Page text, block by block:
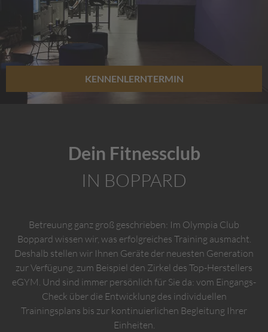
KENNENLERNTERMIN
Dein Fitnessclub
IN BOPPARD
Betreuung ganz groß geschrieben: Im Olympia Club
Boppard wissen wir, was erfolgreiches Training ausmacht.
Deshalb stellen wir Ihnen Geräte der neuesten Generation
zur Verfügung, zum Beispiel den Zirkel des Top-Herstellers
eGYM. Und sind immer persönlich für Sie da: vom Eingangs-
Check über die Entwicklung des individuellen
Trainingsplans bis zur kontinuierlichen Begleitung Ihrer
Einheiten.